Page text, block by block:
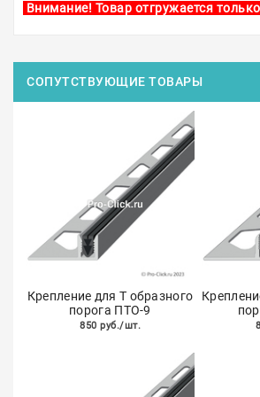
Внимание! Товар отгружается
СОПУТСТВУЮЩИЕ ТОВАРЫ
Крепление для Т образного
порога ПТО-9
850 руб./шт.